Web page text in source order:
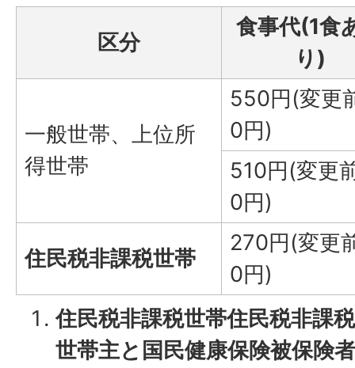
区分
食事代(1食
り)
一般世帯、上位所
得世帯
550円(変更
0円)
510円(変更
0円)
住民税非課税世帯
270円(変更
0円)
住民税非課税世帯住民税非課
世帯主と国民健康保険被保険